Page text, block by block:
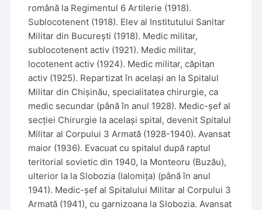
română la Regimentul 6 Artilerie (1918).
Sublocotenent (1918). Elev al Institutului Sanitar
Militar din București (1918). Medic militar,
sublocotenent activ (1921). Medic militar,
locotenent activ (1924). Medic militar, căpitan
activ (1925). Repartizat în același an la Spitalul
Militar din Chișinău, specialitatea chirurgie, ca
medic secundar (până în anul 1928). Medic-șef al
secției Chirurgie la același spital, devenit Spitalul
Militar al Corpului 3 Armată (1928-1940). Avansat
maior (1936). Evacuat cu spitalul după raptul
teritorial sovietic din 1940, la Monteoru (Buzău),
ulterior la la Slobozia (Ialomița) (până în anul
1941). Medic-șef al Spitalului Militar al Corpului 3
Armată (1941), cu garnizoana la Slobozia. Avansat